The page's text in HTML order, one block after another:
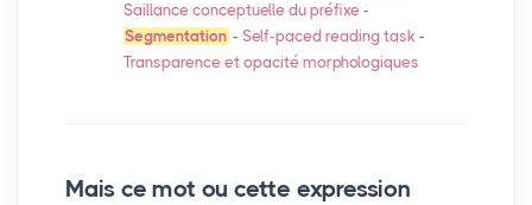
Saillance conceptuelle du préfixe -
Segmentation - Self-paced reading task -
Transparence et opacité morphologiques
Mais ce mot ou cette expression